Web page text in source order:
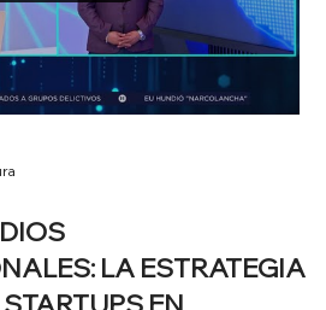
EN MESES:
inicial de 37 millones de euros y
encima de los 200 millones , sin
una rentabilidad superior al 40 % por
solo un logro empresarial. Es, también,